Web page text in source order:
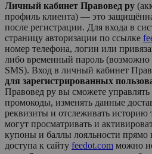
Личный кабинет Правовед ру
профиль клиента) — это
после регистрации. Для входа в
страницу авторизации по ссылке
номер телефона, логин или
либо временный пароль (возможно
SMS). Вход в личный кабинет
для зарегистрированных
Правовед ру вы сможете управлять
промокоды, изменять данные
реквизиты и отслеживать историю
могут просматривать и
купоны и баллы лояльности прямо
доступа к сайту feedot.com можно